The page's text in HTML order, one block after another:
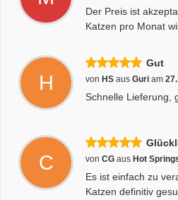
Der Preis ist
Katzen pro Monat
H
Gut
von HS aus Guri am
Schnelle Lieferung,
C von CG aus Hot
Es ist einfach zu
Katzen definitiv